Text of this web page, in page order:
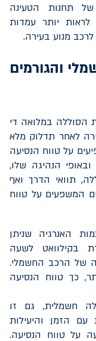
תחנות הטעינה
לראות יותר עמדות
מנוע בעירה.
והגורמים
הסוללה במלואה די
לאחר תדלוק מלא
על טווח הנסיעה
הנהיגה שלו,
תוואי הדרך ואף
המשפעים על טווח
האנרגיה שניתן
בקילוואט לשעה
של הרכב החשמלי.
כך טווח הנסיעה
חשמלית, גם זו
הזמן והיעילות
על טווח הנסיעה.